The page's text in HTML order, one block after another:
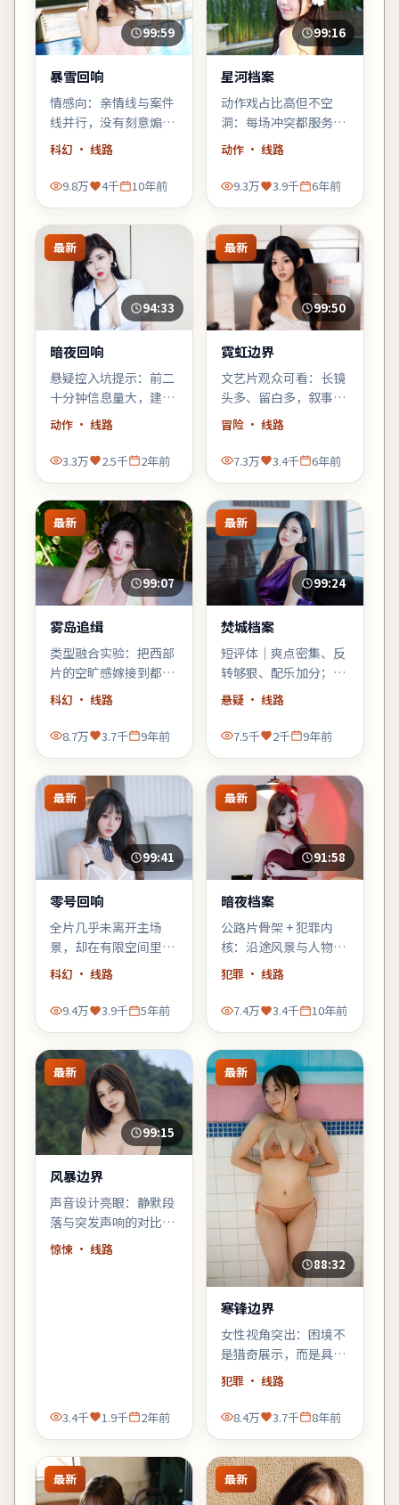
99:59
暴雪回响
情感向：亲情线与案件
线并行，没有刻意煽
情，却在车站告别那场
科幻 · 线路
9.8万 4千 10年前
99:16
星河档案
动作戏占比高但不空
洞：每场冲突都服务于
人物弧光，乌尔善擅长
稳。
动作 · 线路
9.3万 3.9千 6年前
最新
94:33
暗夜回响
悬疑控入坑提示：前二
十分钟信息量大，建议
少看手机；错过一句台
词可能就跟不上推理。
动作· 线路
3.3万 2.5千 2年前
最新
99:50
霓虹边界
文艺片观众可看：长镜
头多、留白多，叙事偏
「氛围先行」，不耐心
的观众需调整预期。
冒险 · 线路
7.3万 3.4千 6年前
最新
99:07
雾岛追缉
类型融合实验：把西部
片的空旷感嫁接到都市
霓虹里，观感新奇，口
碑可能两极——但讨论
度一定不低。
科幻 · 线路
8.7万 3.7千 9年前
最新
99:24
焚城档案
短评体｜爽点密集、反
转够狠、配乐加分；缺
点是个别配角工具人
化，整体仍值得悬疑爱
好者一试。
悬疑 · 线路
7.5千 2千 9年前
最新
99:41
零号回响
全片几乎未离开主场
景，却在有限空间里堆
叠三代人的秘密——空
息。
科幻 · 线路
9.4万 3.9千 5年前
最新
91:58
暗夜档案
公路片骨架 + 犯罪内
核：沿途风景与人物心
理互为镜像，适合喜欢
众。
犯罪 · 线路
7.4万 3.4千 10年前
最新
99:15
风暴边界
声音设计亮眼：静默段
落与突发声响的对比，
强化了不安感；建议佩
戴耳机或好音响观看。
惊悚· 线路
3.4千 1.9千 2年前
最新
88:32
寒锋边界
女性视角突出：困境不
是猎奇展示，而是具体
而微的生存策略；结尾
不落俗套，余味偏冷。
犯罪 · 线路
8.4万 3.7千 8年前
最新 最新